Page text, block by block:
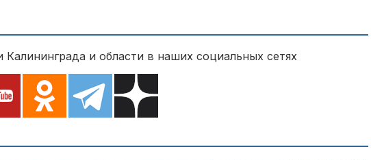
и области в наших социальных сетях